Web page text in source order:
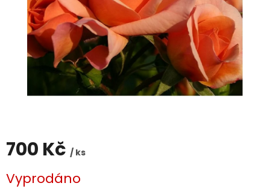
700 Kč / ks
cena:
Vyprodáno